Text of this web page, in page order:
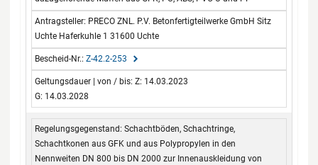
PRECO ZNL. P.V. Betonfertigteilwerke GmbH Sitz
Uchte Haferkuhle 1 31600 Uchte
Z-42.2-253
Z: 14.03.2023
G: 14.03.2028
Schachtböden, Schachtringe,
Schachtkonen aus GFK und aus Polypropylen in den
Nennweiten DN 800 bis DN 2000 zur Innenauskleidung von